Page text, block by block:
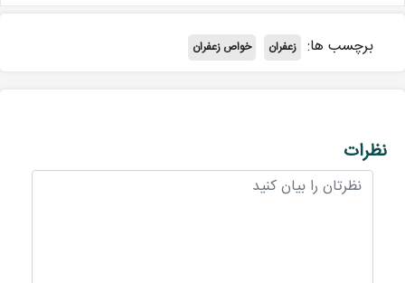
برچسب ها: زعفران خواص زعفران
نظرات